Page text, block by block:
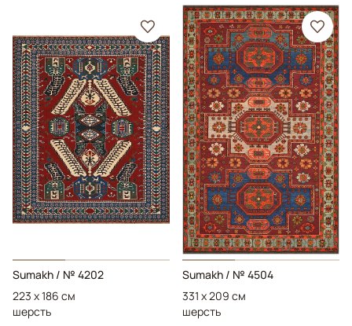
Sumakh / № 4202
223 x 186 см
шерсть
Sumakh / № 4504
331 x 209 см
шерсть